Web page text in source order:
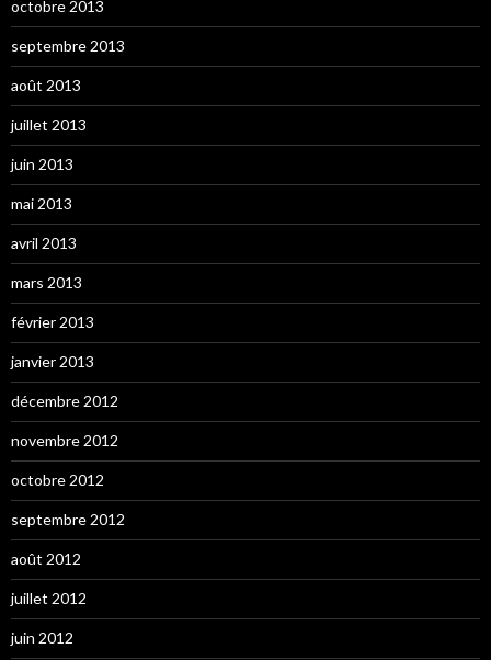
octobre 2013
septembre 2013
août 2013
juillet 2013
juin 2013
mai 2013
avril 2013
mars 2013
février 2013
janvier 2013
décembre 2012
novembre 2012
octobre 2012
septembre 2012
août 2012
juillet 2012
juin 2012